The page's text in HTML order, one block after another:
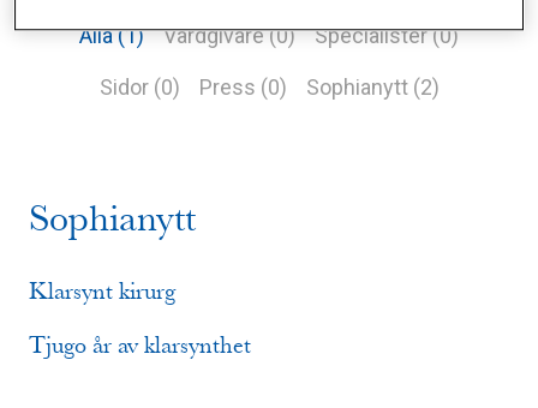
Alla (1) Vårdgivare (0) Specialister (0)
Sidor (0) Press (0) Sophianytt (2)
Sophianytt
Klarsynt kirurg
Tjugo år av klarsynthet